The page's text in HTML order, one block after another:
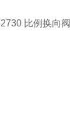
比例换向阀